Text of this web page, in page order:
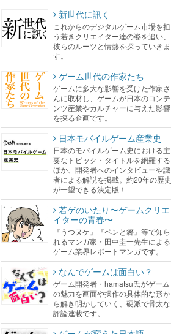
新世代に訊く
これからのデジタルゲーム市場を担
う若きクリエイター達の姿を追い、
彼らのルーツと情熱を探っていきま
す。
ゲーム世代の作家たち
ゲームに多大な影響を受けた作家さ
んに取材し、ゲームが日本のコンテ
ンツ産業やカルチャーに与えた影響
を探る企画です。
日本モバイルゲーム産業史
日本のモバイルゲーム史における主
要なトピック・タイトルを網羅する
ほか、開発者へのインタビューや識
者による解説を掲載。約20年の歴史
が一望できる決定版！
若ゲのいたり〜ゲームクリエ
イターの青春〜
『うつヌケ』『ペンと箸』等で知ら
れるマンガ家・田中圭一先生による
ゲーム業界レポートマンガです。
なんでゲームは面白い？
ゲーム開発者・hamatsu氏がゲーム
の魅力を画面や操作の具体的な形か
ら解き明かしていく、硬派で骨太な
評論連載です。